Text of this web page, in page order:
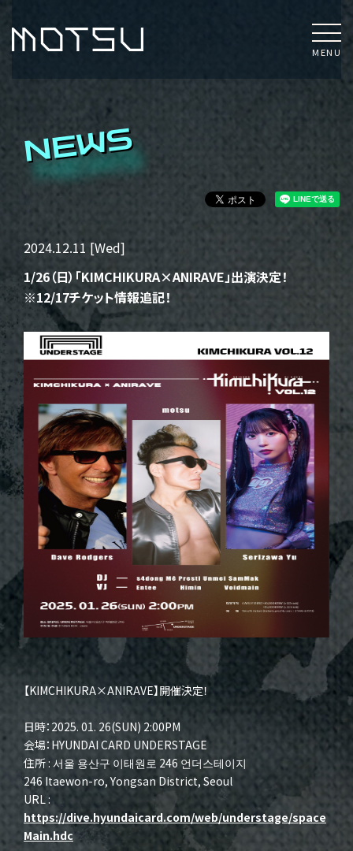
MENU
NEWS
2024.12.11 [Wed]
1/26（日）「KIMCHIKURA×ANIRAVE」出演決定！
※12/17チケット情報追記！
【KIMCHIKURA×ANIRAVE】開催決定！
日時：2025. 01. 26(SUN) 2:00PM
会場：HYUNDAI CARD UNDERSTAGE
住所 : 서울 용산구 이태원로 246 언더스테이지
246 Itaewon-ro, Yongsan District, Seoul
URL :
https://dive.hyundaicard.com/web/understage/space
Main.hdc